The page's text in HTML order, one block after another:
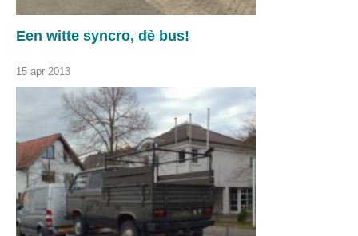
Een witte syncro, dè bus!
15 apr 2013